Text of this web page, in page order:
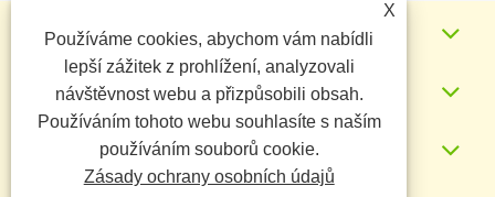
O nás
Produkty
Zprávy
X
Používáme cookies, abychom vám nabídli
lepší zážitek z prohlížení, analyzovali
návštěvnost webu a přizpůsobili obsah.
Používáním tohoto webu souhlasíte s naším
používáním souborů cookie.
Zásady ochrany osobních údajů